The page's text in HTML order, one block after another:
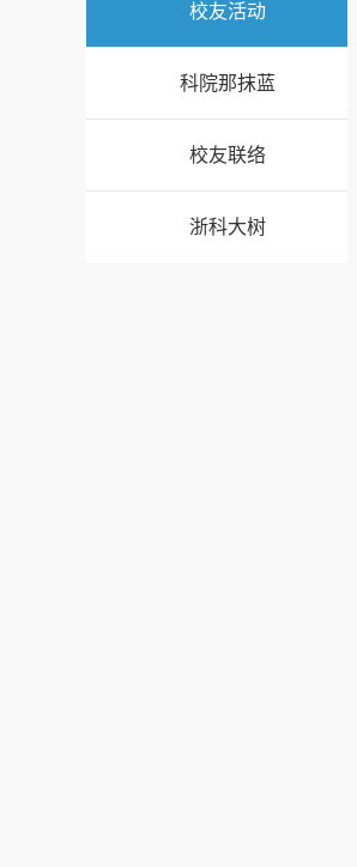
校友活动
科院那抹蓝
校友联络
浙科大树